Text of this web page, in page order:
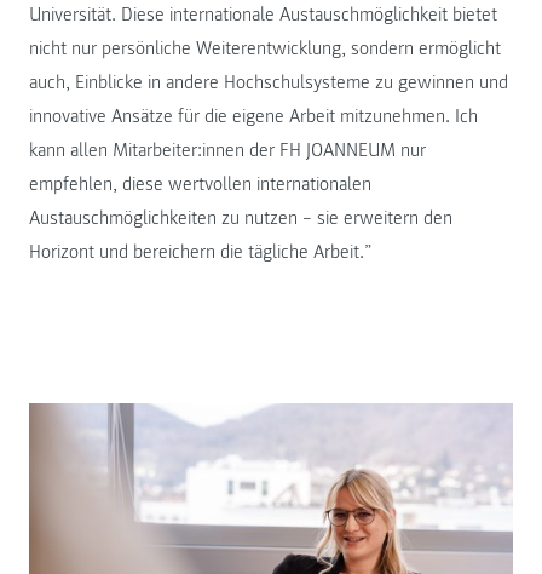
Universität. Diese internationale Austauschmöglichkeit bietet
nicht nur persönliche Weiterentwicklung, sondern ermöglicht
auch, Einblicke in andere Hochschulsysteme zu gewinnen und
innovative Ansätze für die eigene Arbeit mitzunehmen. Ich
kann allen Mitarbeiter:innen der FH JOANNEUM nur
empfehlen, diese wertvollen internationalen
Austauschmöglichkeiten zu nutzen – sie erweitern den
Horizont und bereichern die tägliche Arbeit.”